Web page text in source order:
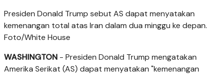
Presiden Donald Trump sebut AS dapat menyatakan
kemenangan total atas Iran dalam dua minggu ke depan.
Foto/White House
WASHINGTON - Presiden Donald Trump mengatakan
Amerika Serikat (AS) dapat menyatakan "kemenangan